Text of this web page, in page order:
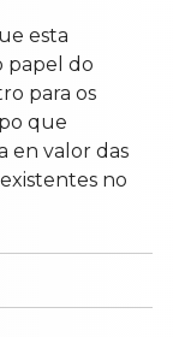
esta
papel do
para os
que
en valor das
no